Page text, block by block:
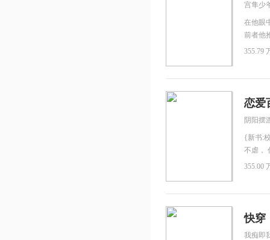
宫隼少
在他眼
前者他
响礼炮
999玫
是狗吗
文之迷
355.79
恋爱
阴阳摆
{新书:
不虐，
薇为了
头被宠
地老天
355.00
快穿
我痴即